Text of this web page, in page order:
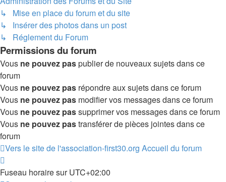
↳ Mise en place du forum et du site
↳ Insérer des photos dans un post
↳ Réglement du Forum
Permissions du forum
Vous ne pouvez paspublier de nouveaux sujets dans ce
forum
Vous ne pouvez pas répondre aux sujets dans ce forum
Vous ne pouvez pas modifier vos messages dans ce forum
Vous ne pouvez passupprimer vos messages dans ce forum
Vous ne pouvez pastransférer de pièces jointes dans ce
forum
Vers le site de l'association-first30.org Accueil du forum
Fuseau horaire surUTC+02:00